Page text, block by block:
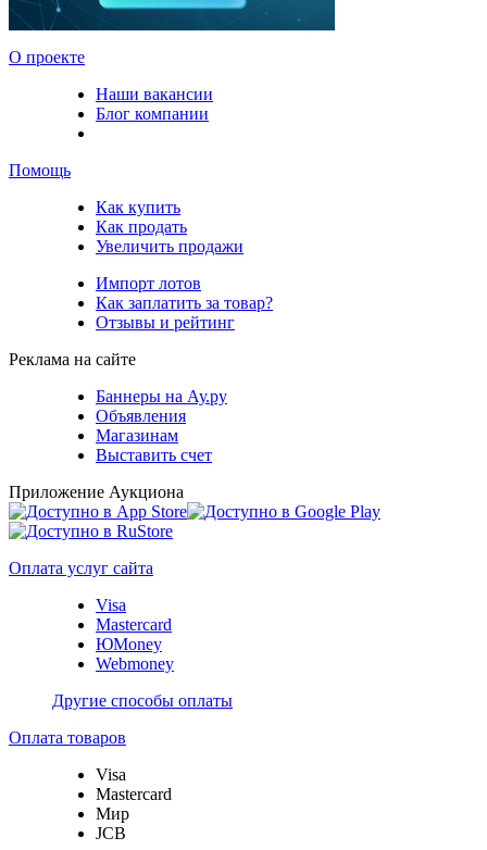
О проекте
Наши вакансии
Блог компании
Помощь
Как купить
Как продать
Увеличить продажи
Импорт лотов
Как заплатить за товар?
Отзывы и рейтинг
Реклама на сайте
Баннеры на Ау.ру
Объявления
Магазинам
Выставить счет
Приложение Аукциона
Оплата услуг сайта
Visa
Mastercard
ЮMoney
Webmoney
Другие способы оплаты
Оплата товаров
Visa
Mastercard
Мир
JCB